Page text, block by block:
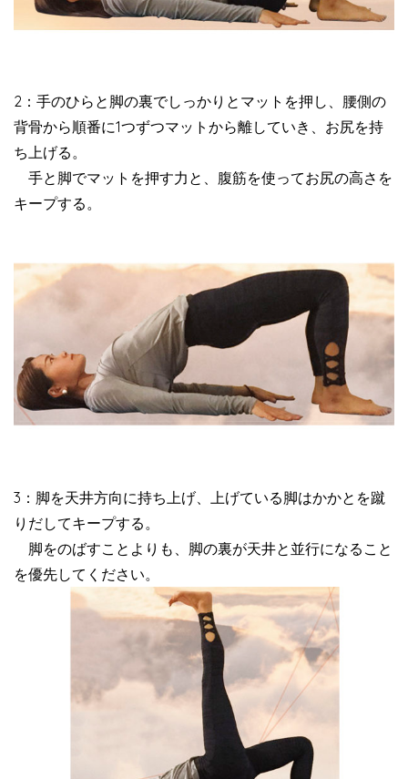
2：手のひらと脚の裏でしっかりとマットを押し、腰側の
背骨から順番に1つずつマットから離していき、お尻を持
ち上げる。
手と脚でマットを押す力と、腹筋を使ってお尻の高さを
キープする。
3：脚を天井方向に持ち上げ、上げている脚はかかとを蹴
りだしてキープする。
脚をのばすことよりも、脚の裏が天井と並行になること
を優先してください。